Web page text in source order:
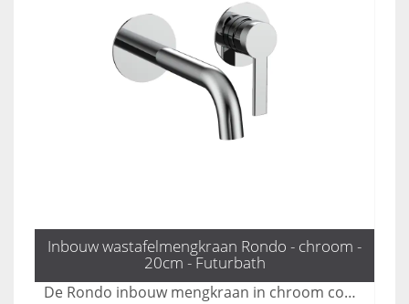
Inbouw wastafelmengkraan Rondo - chroom -
20cm - Futurbath
De Rondo inbouw mengkraan in chroom combineert een minimalistisch ontwerp met elegante functionaliteit, perfect voor moderne badkamers. Deze kraan zorgt voor een stijlvolle uitstraling en optimale gebruikservaring, waardoor uw badkamer een luxe uitstraling krijgt. Met duurzame materialen en een gebruiksvriendelijke bediening is de Rondo een uitstekende keuze voor elke badkamerinrichting.